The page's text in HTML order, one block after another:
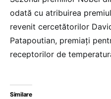
odată cu atribuirea
revenit cercetătorilor
Patapoutian, premiaţi
receptorilor de
Similare